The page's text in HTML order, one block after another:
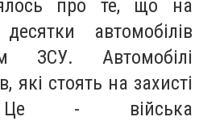
про те, що на
автомобілів
ЗСУ. Автомобілі
які стоять на захисті
Це - війська